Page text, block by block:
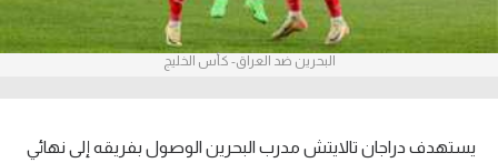
بطولات
البحرين ضد العراق- كأس الخليج
يستهدف دراجان تالايتش مدرب البحرين الوصول بفريقه إلى نهائي